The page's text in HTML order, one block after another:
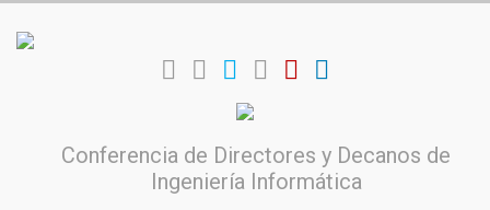
Conferencia de Directores y Decanos de
Ingeniería Informática